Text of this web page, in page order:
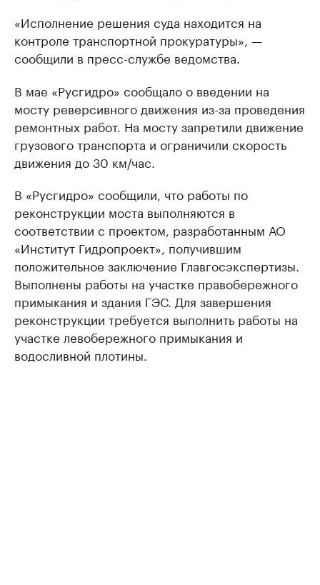
«Исполнение решения суда находится на
контроле транспортной прокуратуры», —
сообщили в пресс-службе ведомства.
В мае «Русгидро» сообщало о введении на
мосту реверсивного движения из-за проведения
ремонтных работ. На мосту запретили движение
грузового транспорта и ограничили скорость
движения до 30 км/час.
В «Русгидро» сообщили, что работы по
реконструкции моста выполняются в
соответствии с проектом, разработанным АО
«Институт Гидропроект», получившим
положительное заключение Главгосэкспертизы.
Выполнены работы на участке правобережного
примыкания и здания ГЭС. Для завершения
реконструкции требуется выполнить работы на
участке левобережного примыкания и
водосливной плотины.